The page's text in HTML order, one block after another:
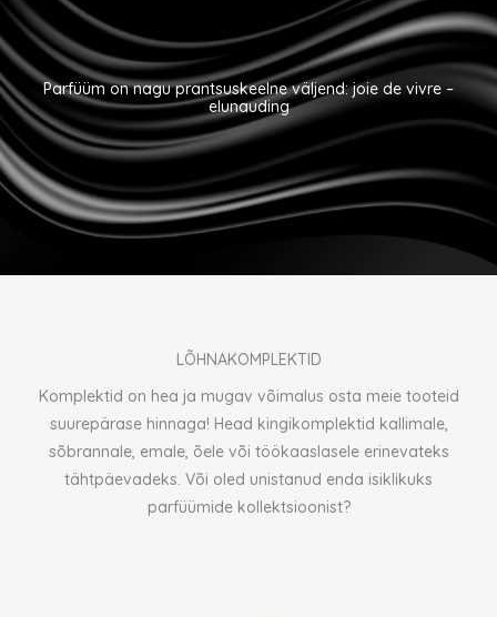
Parfüüm on nagu prantsuskeelne väljend: joie de vivre –
elunauding
LÕHNAKOMPLEKTID
Komplektid on hea ja mugav võimalus osta meie tooteid
suurepärase hinnaga! Head kingikomplektid kallimale,
sõbrannale, emale, õele või töökaaslasele erinevateks
tähtpäevadeks. Või oled unistanud enda isiklikuks
parfüümide kollektsioonist?